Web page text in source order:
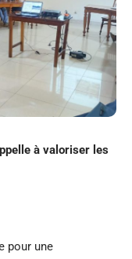
à valoriser les
pour une